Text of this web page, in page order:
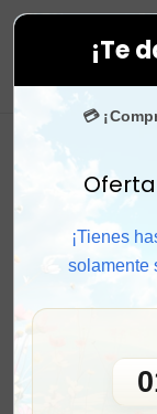
¡Te
💳
¡Tienes
solamente
en todas tus